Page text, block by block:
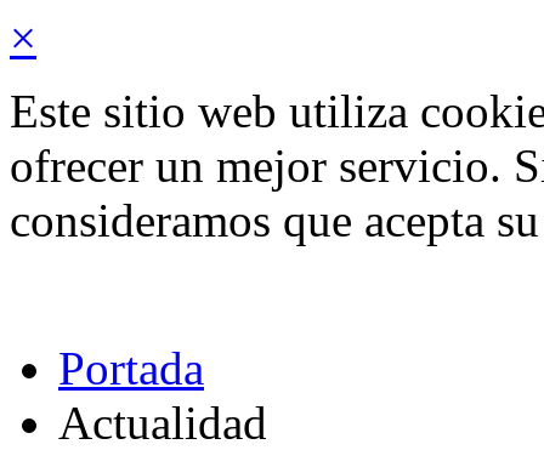
×
Este sitio web utiliza
ofrecer un mejor servicio.
consideramos que acepta
Portada
Actualidad